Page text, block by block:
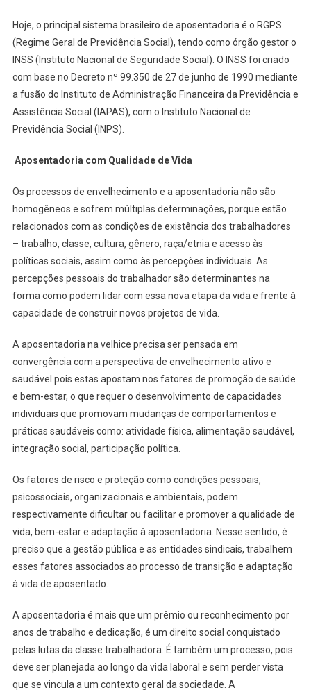
Hoje, o principal sistema brasileiro de aposentadoria é o RGPS
(Regime Geral de Previdência Social), tendo como órgão gestor o
INSS (Instituto Nacional de Seguridade Social). O INSS foi criado
com base no Decreto nº 99.350 de 27 de junho de 1990 mediante
a fusão do Instituto de Administração Financeira da Previdência e
Assistência Social (IAPAS), com o Instituto Nacional de
Previdência Social (INPS).
Aposentadoria com Qualidade de Vida
Os processos de envelhecimento e a aposentadoria não são
homogêneos e sofrem múltiplas determinações, porque estão
relacionados com as condições de existência dos trabalhadores
– trabalho, classe, cultura, gênero, raça/etnia e acesso às
políticas sociais, assim como às percepções individuais. As
percepções pessoais do trabalhador são determinantes na
forma como podem lidar com essa nova etapa da vida e frente à
capacidade de construir novos projetos de vida.
A aposentadoria na velhice precisa ser pensada em
convergência com a perspectiva de envelhecimento ativo e
saudável pois estas apostam nos fatores de promoção de saúde
e bem-estar, o que requer o desenvolvimento de capacidades
individuais que promovam mudanças de comportamentos e
práticas saudáveis como: atividade física, alimentação saudável,
integração social, participação política.
Os fatores de risco e proteção como condições pessoais,
psicossociais, organizacionais e ambientais, podem
respectivamente dificultar ou facilitar e promover a qualidade de
vida, bem-estar e adaptação à aposentadoria. Nesse sentido, é
preciso que a gestão pública e as entidades sindicais, trabalhem
esses fatores associados ao processo de transição e adaptação
à vida de aposentado.
A aposentadoria é mais que um prêmio ou reconhecimento por
anos de trabalho e dedicação, é um direito social conquistado
pelas lutas da classe trabalhadora. É também um processo, pois
deve ser planejada ao longo da vida laboral e sem perder vista
que se vincula a um contexto geral da sociedade. A